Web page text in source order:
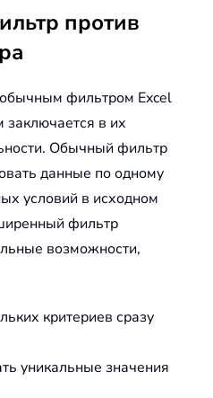
против
фильтром Excel
в их
Обычный фильтр
данные по одному
условий в исходном
фильтр
возможности,
критериев сразу
уникальные значения